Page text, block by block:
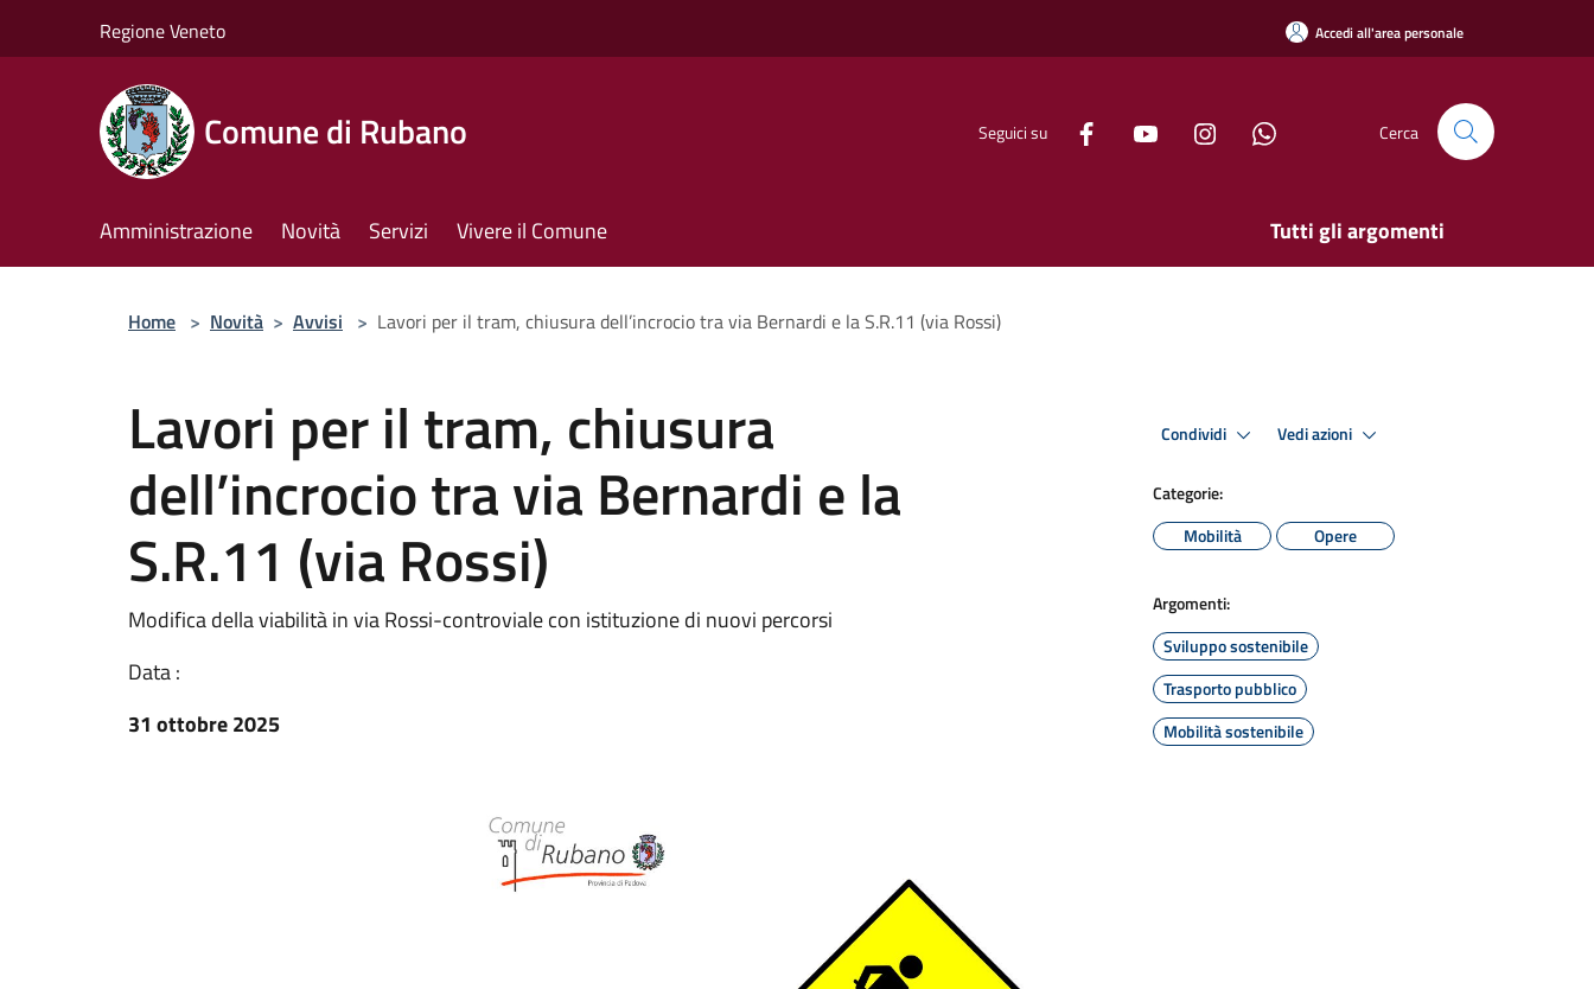
Regione Veneto Accedi all'area personale
Comune di Rubano Seguici su Cerca
Amministrazione Novità Servizi Vivere il Comune Tutti gli argomenti
Home > Novità > Avvisi > Lavori per il tram, chiusura dell’incrocio tra via Bernardi e la S.R.11 (via Rossi)
Lavori per il tram, chiusura
dell’incrocio tra via Bernardi e la
S.R.11 (via Rossi)
Modifica della viabilità in via Rossi-controviale con istituzione di nuovi percorsi
Data :
31 ottobre 2025
Condividi Vedi azioni
Categorie:
Mobilità
Opere
Argomenti:
Sviluppo sostenibile
Trasporto pubblico
Mobilità sostenibile